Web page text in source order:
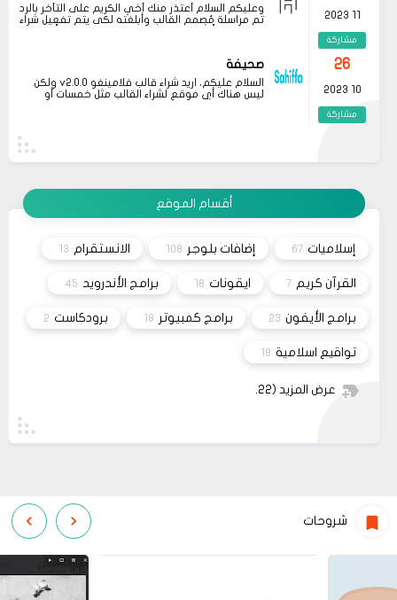
11 2023
مشاركة
وعليكم السلام أعتذر منك أخي الكريم على التأخر بالرد
تم مراسلة مُصمم القالب وأبلغته لكي يتم تفعيل شراء
26
10 2023
مشاركة
صحيفة
السلام عليكم، اريد شراء قالب فلامينغو v2.0.0 ولكن
ليس هناك أي موقع لشراء القالب مثل خمسات أو
مشاركة
قم بتجربة تحديث الطابعه
أقسام الموقع
إسلاميات 67 إضافات بلوجر 108 الانستقرام 13
القرآن كريم 7 ايقونات 18 برامج الأندرويد 45
برامج الأيفون 23 برامج كمبيوتر 18 برودكاست 2
تواقيع اسلامية 18
عرض المزيد (22)
شروحات